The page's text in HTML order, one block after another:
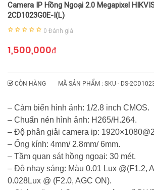
Camera IP Hồng Ngoại 2.0 Megapixel
2CD1023G0E-I(L)
0 Đánh giá
1,500,000₫
CÒN HÀNG MÃ SẢN PHẨM : SKU - DS-
– Cảm biến hình ảnh: 1/2.8 inch CMOS.
– Chuẩn nén hình ảnh: H265/H.264.
– Độ phân giải camera ip:
– Ống kính: 4mm/ 2.8mm/ 6mm.
– Tầm quan sát hồng ngoại: 30 mét.
– Độ nhạy sáng: Màu 0.01 Lux @(F1.2,
0.028Lux @ (F2.0, AGC ON).